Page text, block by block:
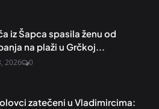
iz Šapca spasila ženu od
na plaži u Grčkoj...
2026 0
zatečeni u Vladimircima: